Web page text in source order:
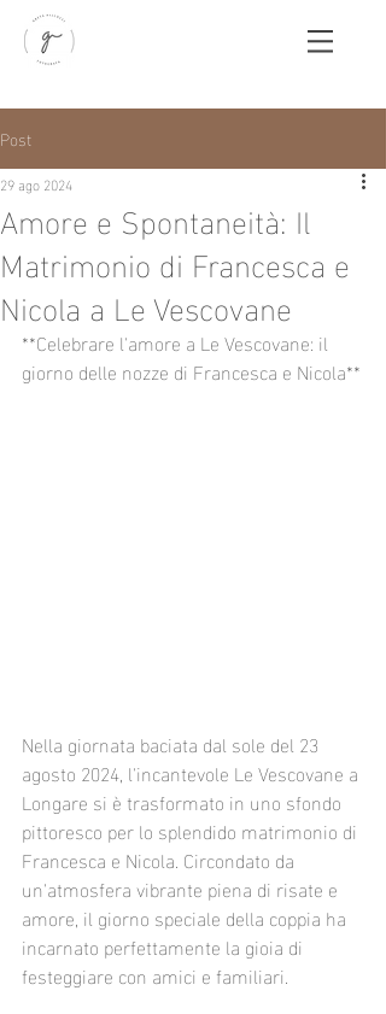
Post
Amore e Spontaneità: Il
Matrimonio di Francesca e
Nicola a Le Vescovane
29 ago 2024
**Celebrare l'amore a Le Vescovane: il
giorno delle nozze di Francesca e Nicola**
Nella giornata baciata dal sole del 23
agosto 2024, l'incantevole Le Vescovane a
Longare si è trasformato in uno sfondo
pittoresco per lo splendido matrimonio di
Francesca e Nicola. Circondato da
un'atmosfera vibrante piena di risate e
amore, il giorno speciale della coppia ha
incarnato perfettamente la gioia di
festeggiare con amici e familiari.